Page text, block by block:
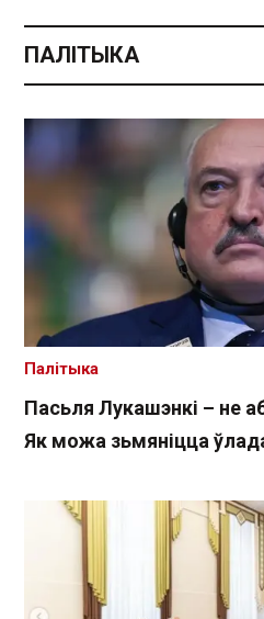
ПАЛІТЫКА
Пасьля Лукашэнкі – не
Як можа зьмяніцца
Палітыка